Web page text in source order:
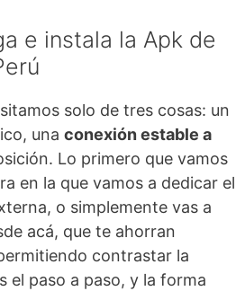
e instala la Apk de
solo de tres cosas: un
una conexión estable a
Lo primero que vamos
en la que vamos a dedicar el
o simplemente vas a
acá, que te ahorran
contrastar la
el paso a paso, y la forma